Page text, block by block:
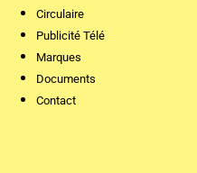
Circulaire
Publicité Télé
Marques
Documents
Contact